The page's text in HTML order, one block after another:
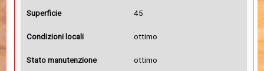
Superficie 45
Condizioni locali ottimo
Stato manutenzione ottimo